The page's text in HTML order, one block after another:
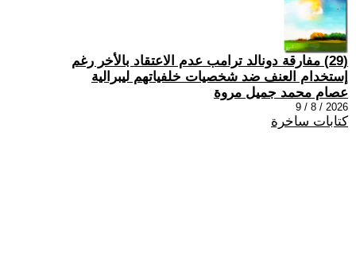
(29) مفارقة دونالد ترامب عدم الاعتقاد بالأخر رغم
إستخدام العنف ضد شخصيات خلفياتهم ليبرالية
عصام محمد جميل مروة
2026 / 8 / 9
كتابات ساخرة